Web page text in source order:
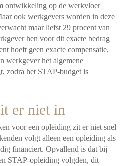
ontwikkeling op de werkvloer
ook werkgevers worden in deze
maar liefst 29 procent van
hen voor dit exacte bedrag
hoeft geen exacte compensatie,
werkgever het algemene
zodra het STAP-budget is
er niet in
voor een opleiding zit er niet snel
volgt alleen een opleiding als
financiert. Opvallend is dat bij
STAP-opleiding volgden, dit